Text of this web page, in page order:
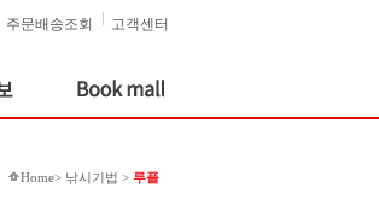
고객센터
주문배송조회
Home> 낚시기법 > 루플